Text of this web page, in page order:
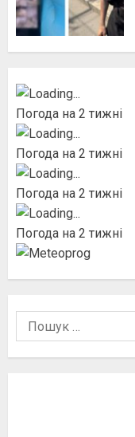
Погода на 2 тижні
Погода на 2 тижні
Погода на 2 тижні
Погода на 2 тижні
Пошук: